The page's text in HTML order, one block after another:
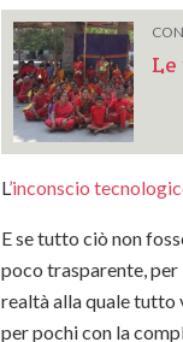
L’inconscio
E se tutto ciò non
poco trasparente,
realtà alla quale tutto
per pochi con la